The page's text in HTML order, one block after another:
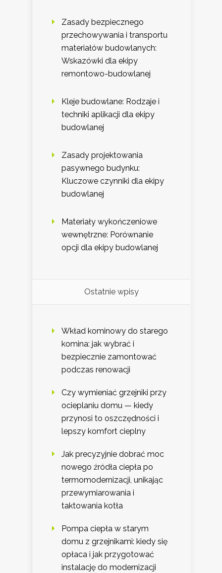
Zasady bezpiecznego
przechowywania i transportu
materiałów budowlanych:
Wskazówki dla ekipy
remontowo-budowlanej
Kleje budowlane: Rodzaje i
techniki aplikacji dla ekipy
budowlanej
Zasady projektowania
pasywnego budynku:
Kluczowe czynniki dla ekipy
budowlanej
Materiały wykończeniowe
wewnętrzne: Porównanie
opcji dla ekipy budowlanej
Ostatnie wpisy
Wkład kominowy do starego
komina: jak wybrać i
bezpiecznie zamontować
podczas renowacji
Czy wymieniać grzejniki przy
ocieplaniu domu — kiedy
przynosi to oszczędności i
lepszy komfort cieplny
Jak precyzyjnie dobrać moc
nowego źródła ciepła po
termomodernizacji, unikając
przewymiarowania i
taktowania kotła
Pompa ciepła w starym
domu z grzejnikami: kiedy się
opłaca i jak przygotować
instalację do modernizacji